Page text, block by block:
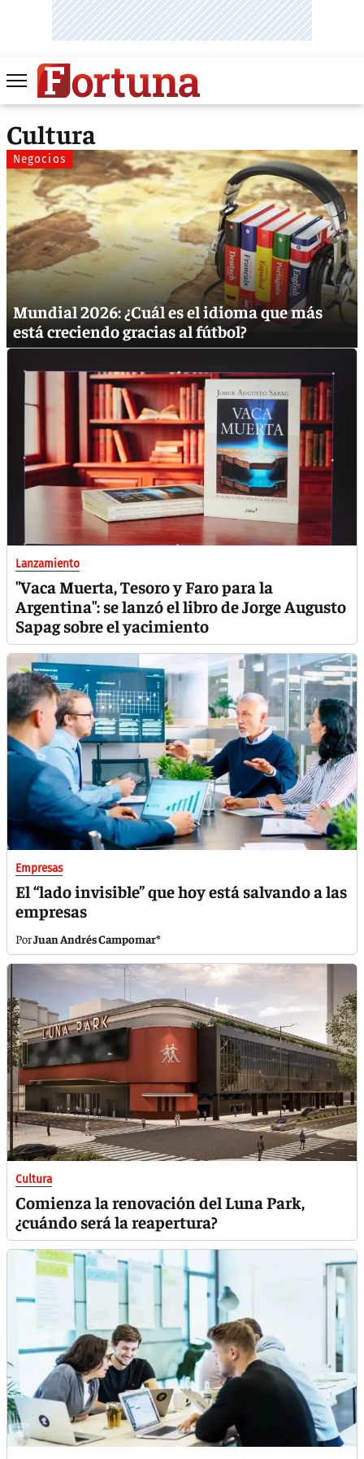
Cultura
Negocios
Mundial 2026: ¿Cuál es el idioma que más
está creciendo gracias al fútbol?
Lanzamiento
"Vaca Muerta, Tesoro y Faro para la
Argentina": se lanzó el libro de Jorge Augusto
Sapag sobre el yacimiento
Empresas
El “lado invisible” que hoy está salvando a las
empresas
Juan Andrés Campomar*
Cultura
Comienza la renovación del Luna Park,
¿cuándo será la reapertura?